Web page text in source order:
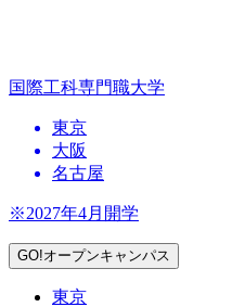
国際工科専門職大学
東京
大阪
名古屋
※2027年4月開学
GO!オープンキャンパス
東京